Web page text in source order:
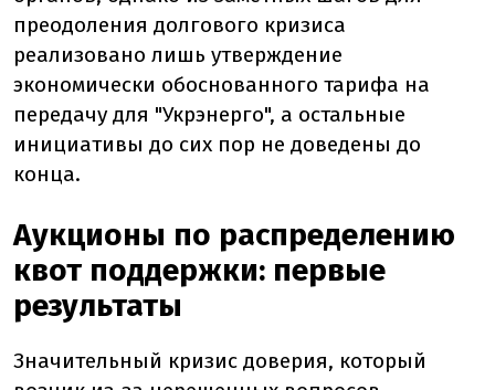
преодоления долгового кризиса
реализовано лишь утверждение
экономически обоснованного тарифа на
передачу для "Укрэнерго", а остальные
инициативы до сих пор не доведены до
конца.
Аукционы по распределению
квот поддержки: первые
результаты
Значительный кризис доверия, который